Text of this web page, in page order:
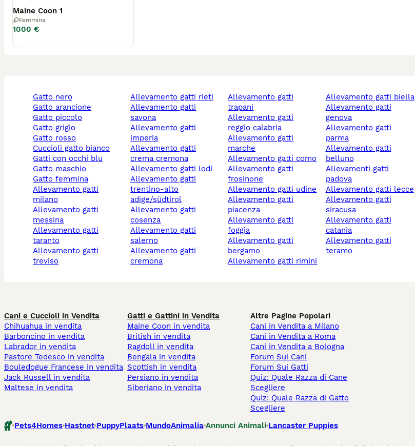
Maine Coon 1
Femmina
1000 €
gatto nero
gatto arancione
gatto piccolo
gatto grigio
gatto rosso
cuccioli gatto bianco
gatti con occhi blu
gatto maschio
gatto femmina
allevamento gatti
milano
allevamento gatti
messina
allevamento gatti
taranto
allevamento gatti
treviso
allevamento gatti rieti
allevamento gatti
savona
allevamento gatti
imperia
allevamento gatti
crema cremona
allevamento gatti lodi
allevamento gatti
trentino-alto
adige/südtirol
allevamento gatti
cosenza
allevamento gatti
salerno
allevamento gatti
cremona
allevamento gatti
trapani
allevamento gatti
reggio calabria
allevamento gatti
marche
allevamento gatti como
allevamento gatti
frosinone
allevamento gatti udine
allevamento gatti
piacenza
allevamento gatti
foggia
allevamento gatti
bergamo
allevamento gatti rimini
allevamento gatti biella
allevamento gatti
genova
allevamento gatti
parma
allevamento gatti
belluno
allevamenti gatti
padova
allevamento gatti lecce
allevamento gatti
siracusa
allevamento gatti
catania
allevamento gatti
teramo
Cani e Cuccioli in Vendita
Chihuahua in vendita
Barboncino in vendita
Labrador in vendita
Pastore Tedesco in vendita
Bouledogue Francese in vendita
Jack Russell in vendita
Maltese in vendita
Gatti e Gattini in Vendita
Maine Coon in vendita
British in vendita
Ragdoll in vendita
Bengala in vendita
Scottish in vendita
Persiano in vendita
Siberiano in vendita
Altre Pagine Popolari
Cani in Vendita a Milano
Cani in Vendita a Roma
Cani in Vendita a Bologna
Forum Sui Cani
Forum Sui Gatti
Quiz: Quale Razza di Cane
Scegliere
Quiz: Quale Razza di Gatto
Scegliere
Pets4Homes Hastnet PuppyPlaats MundoAnimalia Annunci Animali Lancaster Puppies